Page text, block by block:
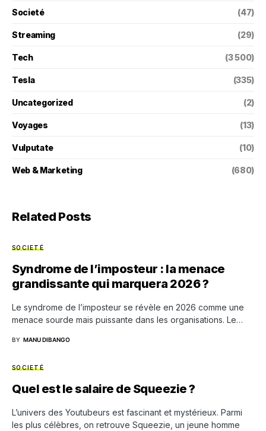
Societé (47)
Streaming (29)
Tech (3 500)
Tesla (335)
Uncategorized (2)
Voyages (13)
Vulputate (10)
Web & Marketing (680)
Related Posts
SOCIETÉ
Syndrome de l’imposteur : la menace
grandissante qui marquera 2026 ?
Le syndrome de l’imposteur se révèle en 2026 comme une
menace sourde mais puissante dans les organisations. Le…
BY MANU DIBANGO
SOCIETÉ
Quel est le salaire de Squeezie ?
L’univers des Youtubeurs est fascinant et mystérieux. Parmi
les plus célèbres, on retrouve Squeezie, un jeune homme